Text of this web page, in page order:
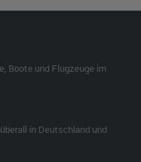
Boote und Flugzeuge im
in Deutschland und